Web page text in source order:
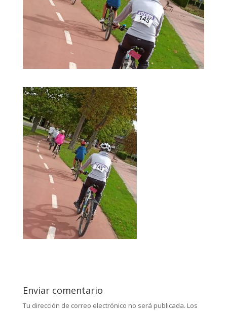
Enviar comentario
Tu dirección de correo electrónico no será publicada. Los